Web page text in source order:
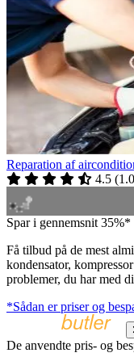
Reparation af
4.5 (
Spar i gennemsnit 35%*
Få tilbud på de mest
kondensator,
problemer, du har med
*Sådan er priser og
De anvendte pris- og